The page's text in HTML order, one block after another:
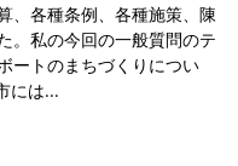
、各種条例、各種施策、陳
。私の今回の一般質問のテ
ートのまちづくりについ
には